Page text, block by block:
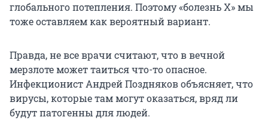
глобального потепления. Поэтому «болезнь X» мы
тоже оставляем как вероятный вариант.
Правда, не все врачи считают, что в вечной
мерзлоте может таиться что-то опасное.
Инфекционист Андрей Поздняков объясняет, что
вирусы, которые там могут оказаться, вряд ли
будут патогенны для людей.